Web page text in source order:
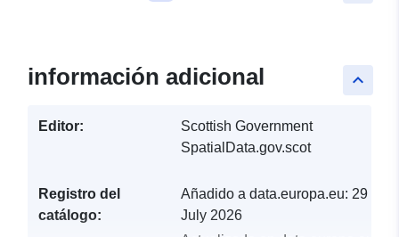
keyboard_arrow_up
información adicional
Editor:
Scottish Government
SpatialData.gov.scot
Registro del
catálogo:
Añadido a data.europa.eu: 29
July 2026